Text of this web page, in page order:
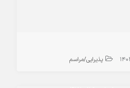
پذیرایی/مراسم